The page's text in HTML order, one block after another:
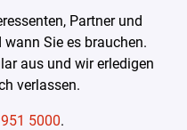
Partner und
Sie es brauchen.
aus und wir erledigen
verlassen.
5000.